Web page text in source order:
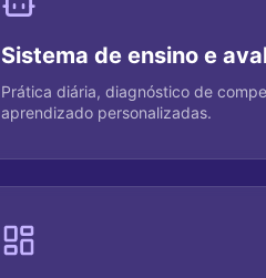
Sistema de ensino e
Prática diária, diagnóstico de
aprendizado personalizadas.